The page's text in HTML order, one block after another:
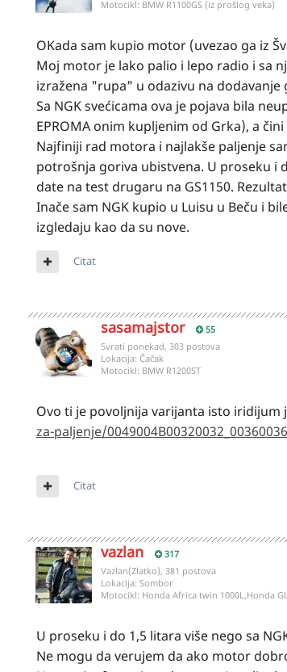
Motocikl: BMW R1100GS (iz prošlog veka)
OKada sam kupio motor (uvezao ga iz
Moj motor je lako palio i lepo radio i sa
izražena "rupa" u odazivu na
Sa NGK svećicama ova je pojava bila
EPROMA onim kupljenim od Grka), a
Najfiniji rad motora i najlakše paljenje
potrošnja goriva ubistvena. U proseku i
date na test drugaru na GS1150.
Inače sam NGK kupio u Luisu u Beču i
izgledaju kao da su nove.
Citat
sasamajstor 55
Svrati ponekad, 303 postova
Lokacija: Čačak
Motocikl: BMW R1200ST
Ovo ti je povoljnija varijanta isto iridijum
za-paljenje/
Citat
vazlan 317
Vazlan(Zlatko), 381 postova
Lokacija: Sombor
Motocikl: Honda Africa twin 1000L,Honda
U proseku i do 1,5 litara više nego sa
Ne mogu da verujem da ako motor